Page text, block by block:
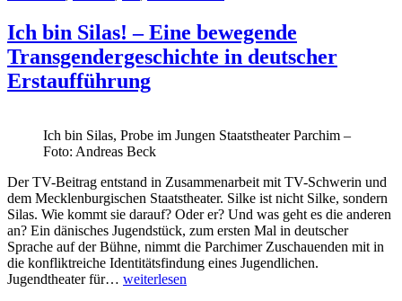
Ich bin Silas! – Eine bewegende
Transgendergeschichte in deutscher
Erstaufführung
Ich bin Silas, Probe im Jungen Staatstheater Parchim –
Foto: Andreas Beck
Der TV-Beitrag entstand in Zusammenarbeit mit TV-Schwerin und
dem Mecklenburgischen Staatstheater. Silke ist nicht Silke, sondern
Silas. Wie kommt sie darauf? Oder er? Und was geht es die anderen
an? Ein dänisches Jugendstück, zum ersten Mal in deutscher
Sprache auf der Bühne, nimmt die Parchimer Zuschauenden mit in
die konfliktreiche Identitätsfindung eines Jugendlichen.
Jugendtheater für… Ich
weiterlesen